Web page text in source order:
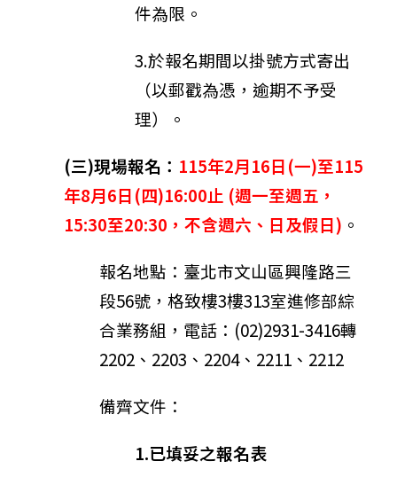
件為限。
3.於報名期間以掛號方式寄出
（以郵戳為憑，逾期不予受
理）。
(三)現場報名： 115年2月16日(一)至115
年8月6日(四)16:00止 (週一至週五，
15:30至20:30，不含週六、日及假日) 。
報名地點： 臺北市文山區興隆路三
段56號，格致樓3樓313室進修部綜
合業務組，電話：(02)2931-3416轉
2202、2203、2204、2211、2212
備齊文件：
1.已填妥之報名表